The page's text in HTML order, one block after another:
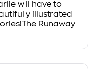
will have to
illustrated
Runaway